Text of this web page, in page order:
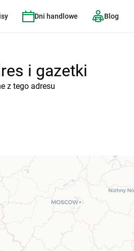
Dni handlowe Blog
i gazetki
z tego adresu